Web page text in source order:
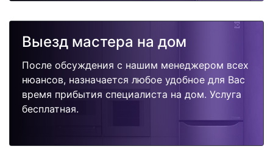
Выезд мастера на дом
После обсуждения с нашим менеджером всех
нюансов, назначается любое удобное для Вас
время прибытия специалиста на дом. Услуга
бесплатная.